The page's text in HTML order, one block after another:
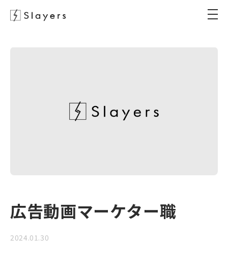
広告動画マーケター職
2024.01.30